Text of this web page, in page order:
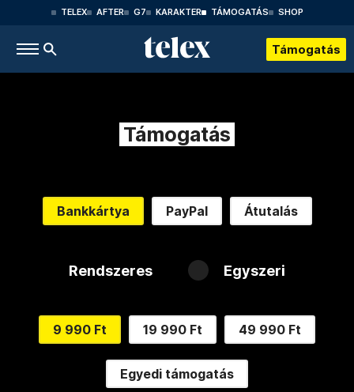
TELEX AFTER G7 KARAKTER TÁMOGATÁS SHOP
Támogatás
Támogatás
Bankkártya PayPal Átutalás
Rendszeres Egyszeri
9 990 Ft 19 990 Ft 49 990 Ft
Egyedi támogatás